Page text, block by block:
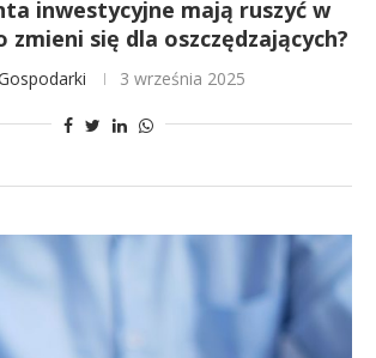
inwestycyjne mają ruszyć w
zmieni się dla oszczędzających?
3 września 2025